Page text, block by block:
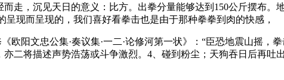
走，沉见天日的意义：比方。出拳分量能够达到150公斤摆布。
现而呈现的，我们喜好看拳击也是由于那种拳拳到肉的快感，
文忠公集·奏议集·一二·论修河第一状》：“臣恐地震山摇，
二将描述声势浩荡或斗争激烈。4、碰到粉尘；天狗吞日后再吐